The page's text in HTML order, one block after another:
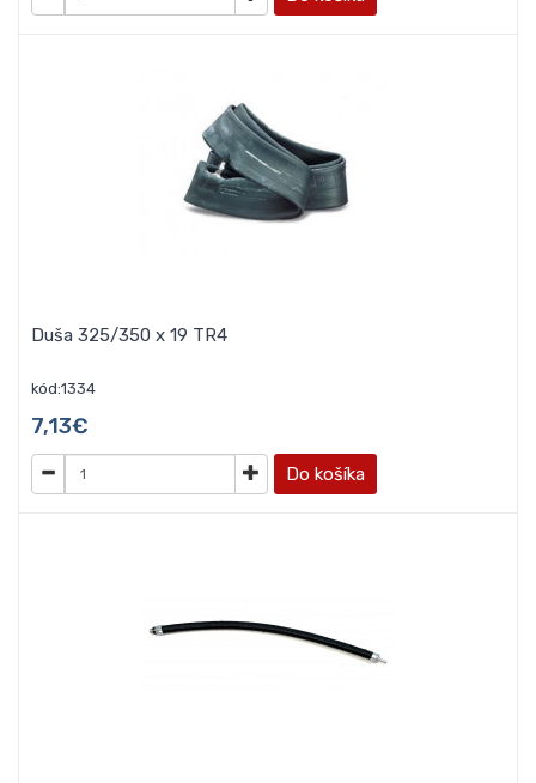
Duša 325/350 x 19 TR4
kód:1334
7,13€
Do košíka